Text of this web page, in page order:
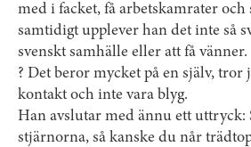
med i facket, få arbetskamrater och
samtidigt upplever han det inte så
svenskt samhälle eller att få vänner.
? Det beror mycket på en själv, tror
kontakt och inte vara blyg.
Han avslutar med ännu ett uttryck:
stjärnorna, så kanske du når